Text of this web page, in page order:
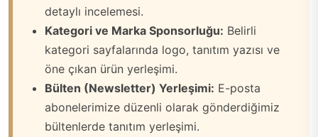
detaylı incelemesi.
Kategori ve Marka Sponsorluğu: Belirli
kategori sayfalarında logo, tanıtım yazısı ve
öne çıkan ürün yerleşimi.
Bülten (Newsletter) Yerleşimi: E-posta
abonelerimize düzenli olarak gönderdiğimiz
bültenlerde tanıtım yerleşimi.